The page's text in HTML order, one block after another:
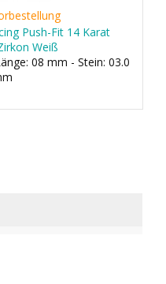
Push-Fit 14 Karat
Weiß
08 mm - Stein: 03.0